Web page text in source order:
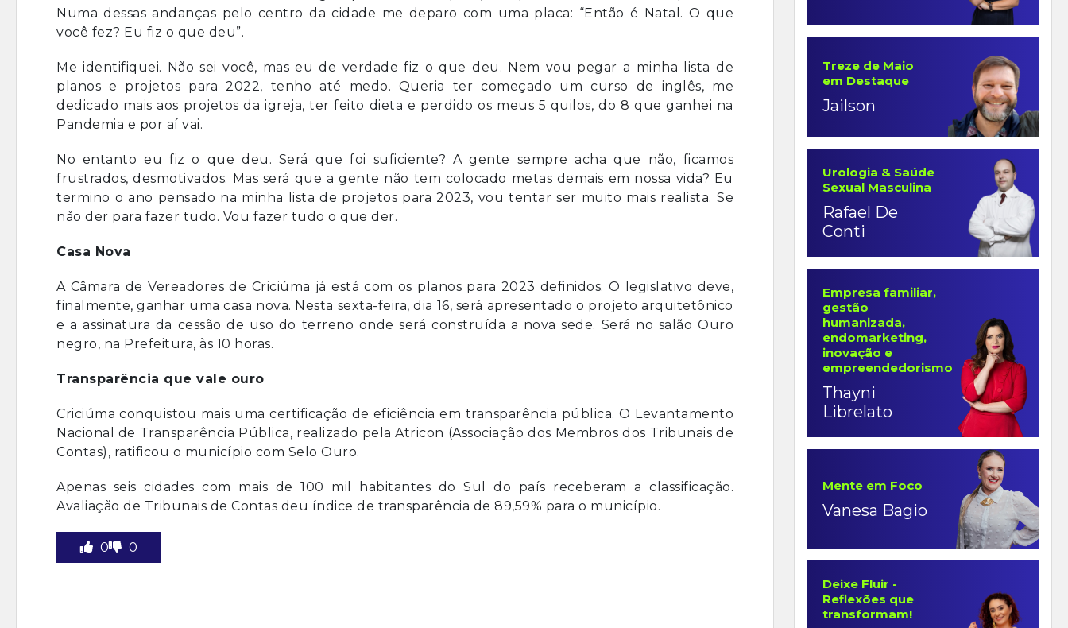
Numa dessas andanças pelo centro da cidade me deparo com uma placa: “Então é Natal. O que
você fez? Eu fiz o que deu”.
Me identifiquei. Não sei você, mas eu de verdade fiz o que deu. Nem vou pegar a minha lista de
planos e projetos para 2022, tenho até medo. Queria ter começado um curso de inglês, me
dedicado mais aos projetos da igreja, ter feito dieta e perdido os meus 5 quilos, do 8 que ganhei na
Pandemia e por aí vai.
No entanto eu fiz o que deu. Será que foi suficiente? A gente sempre acha que não, ficamos
frustrados, desmotivados. Mas será que a gente não tem colocado metas demais em nossa vida? Eu
termino o ano pensado na minha lista de projetos para 2023, vou tentar ser muito mais realista. Se
não der para fazer tudo. Vou fazer tudo o que der.
Casa Nova
A Câmara de Vereadores de Criciúma já está com os planos para 2023 definidos. O legislativo deve,
finalmente, ganhar uma casa nova. Nesta sexta-feira, dia 16, será apresentado o projeto arquitetônico
e a assinatura da cessão de uso do terreno onde será construída a nova sede. Será no salão Ouro
negro, na Prefeitura, às 10 horas.
Transparência que vale ouro
Criciúma conquistou mais uma certificação de eficiência em transparência pública. O Levantamento
Nacional de Transparência Pública, realizado pela Atricon (Associação dos Membros dos Tribunais de
Contas), ratificou o município com Selo Ouro.
Apenas seis cidades com mais de 100 mil habitantes do Sul do país receberam a classificação.
Avaliação de Tribunais de Contas deu índice de transparência de 89,59% para o município.
0 0
Treze de Maio
em Destaque
Jailson
Urologia & Saúde
Sexual Masculina
Rafael De
Conti
Empresa familiar,
gestão
humanizada,
endomarketing,
inovação e
empreendedorismo
Thayni
Librelato
Mente em Foco
Vanesa Bagio
Deixe Fluir -
Reflexões que
transformam!